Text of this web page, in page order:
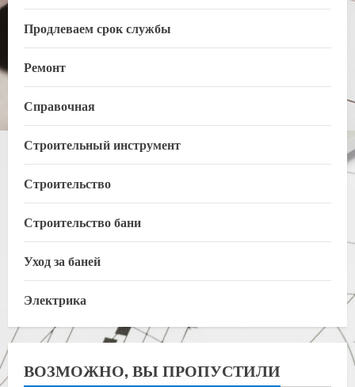
Продлеваем срок службы
Ремонт
Справочная
Строительный инструмент
Строительство
Строительство бани
Уход за баней
Электрика
ВОЗМОЖНО, ВЫ ПРОПУСТИЛИ